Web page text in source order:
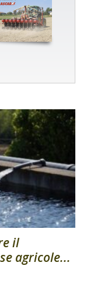
il
agricole...